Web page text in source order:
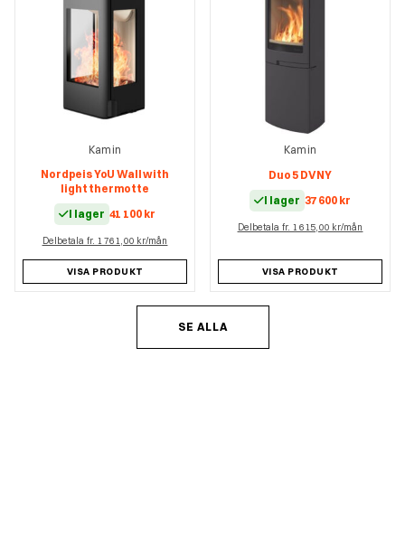
Kamin
Nordpeis YoU Wall with
light thermotte
I lager 41 100 kr
Delbetala fr. 1 761,00 kr/mån
VISA PRODUKT
Kamin
Duo 5 DV NY
I lager 37 600 kr
Delbetala fr. 1 615,00 kr/mån
VISA PRODUKT
SE ALLA